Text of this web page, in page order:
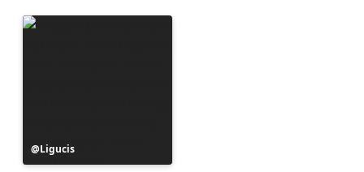
Publicación
realizada
Ligucis